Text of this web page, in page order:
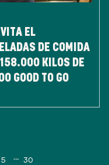
EL
DE COMIDA
KILOS DE
GOOD TO GO
5 30